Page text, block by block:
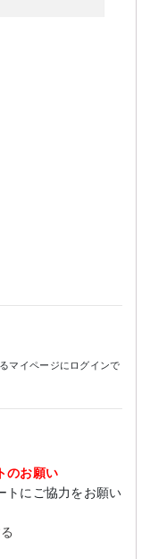
マイページにログインで
のお願い
トにご協力をお願い